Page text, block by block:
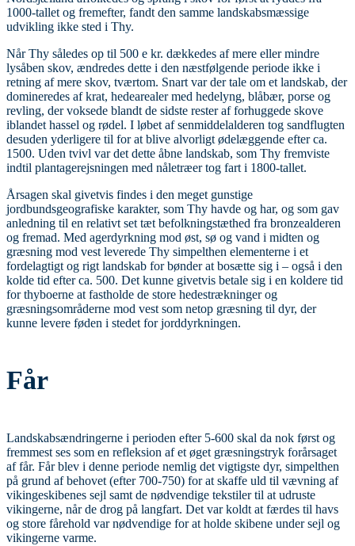
1000-tallet og fremefter, fandt den samme landskabsmæssige
udvikling ikke sted i Thy.
Når Thy således op til 500 e kr. dækkedes af mere eller mindre
lysåben skov, ændredes dette i den næstfølgende periode ikke i
retning af mere skov, tværtom. Snart var der tale om et landskab, der
domineredes af krat, hedearealer med hedelyng, blåbær, porse og
revling, der voksede blandt de sidste rester af forhuggede skove
iblandet hassel og rødel. I løbet af senmiddelalderen tog sandflugten
desuden yderligere til for at blive alvorligt ødelæggende efter ca.
1500. Uden tvivl var det dette åbne landskab, som Thy fremviste
indtil plantagerejsningen med nåletræer tog fart i 1800-tallet.
Årsagen skal givetvis findes i den meget gunstige
jordbundsgeografiske karakter, som Thy havde og har, og som gav
anledning til en relativt set tæt befolkningstæthed fra bronzealderen
og fremad. Med agerdyrkning mod øst, sø og vand i midten og
græsning mod vest leverede Thy simpelthen elementerne i et
fordelagtigt og rigt landskab for bønder at bosætte sig i – også i den
kolde tid efter ca. 500. Det kunne givetvis betale sig i en koldere tid
for thyboerne at fastholde de store hedestrækninger og
græsningsområderne mod vest som netop græsning til dyr, der
kunne levere føden i stedet for jorddyrkningen.
Får
Landskabsændringerne i perioden efter 5-600 skal da nok først og
fremmest ses som en refleksion af et øget græsningstryk forårsaget
af får. Får blev i denne periode nemlig det vigtigste dyr, simpelthen
på grund af behovet (efter 700-750) for at skaffe uld til vævning af
vikingeskibenes sejl samt de nødvendige tekstiler til at udruste
vikingerne, når de drog på langfart. Det var koldt at færdes til havs
og store fårehold var nødvendige for at holde skibene under sejl og
vikingerne varme.